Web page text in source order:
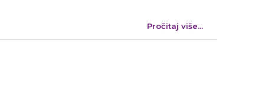
Pročitaj više...